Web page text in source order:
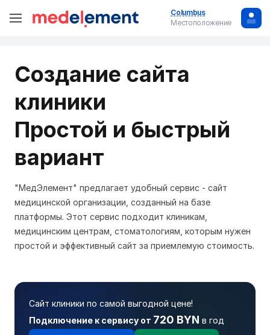
Columbus
Местоположение
Создание сайта
клиники
Простой и быстрый
вариант
"МедЭлемент" предлагает удобный сервис - сайт
медицинской организации, созданный на базе
платформы. Этот сервис подходит клиникам,
медицинским центрам, стоматологиям, которым нужен
простой и эффективный сайт за приемлемую стоимость.
Сайт клиники по самой выгодной цене!
Подключение к сервису от 720 BYN в год